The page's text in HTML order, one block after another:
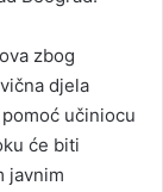
zbog
djela
učiniocu
će biti
javnim